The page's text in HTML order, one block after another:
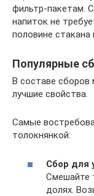
фильтр-пакетам.
напиток не
половине
Популярные
В составе
лучшие свойства.
Самые
толокнянкой:
Сбор для
Смешайте
долях.